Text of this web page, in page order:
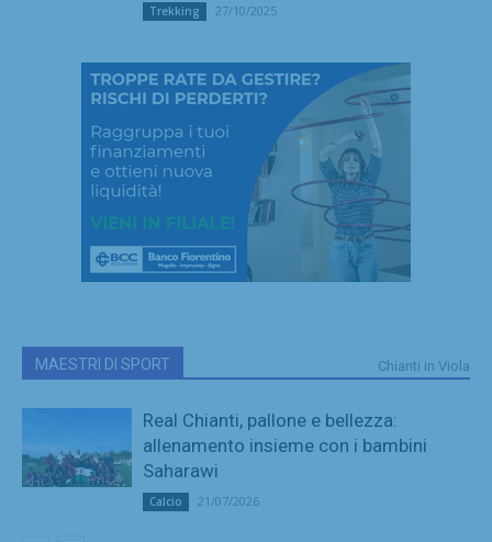
Trekking 27/10/2025
MAESTRI DI SPORT Chianti in Viola
Real Chianti, pallone e bellezza:
allenamento insieme con i bambini
Saharawi
Calcio 21/07/2026